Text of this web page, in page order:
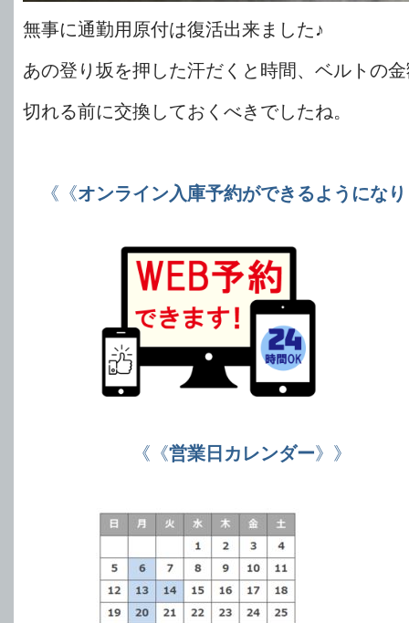
無事に通勤用原付は復活出来ました♪
あの登り坂を押した汗だくと時間、ベルトの
切れる前に交換しておくべきでしたね。
《《オンライン入庫予約ができるようにな
《《営業日カレンダー》》